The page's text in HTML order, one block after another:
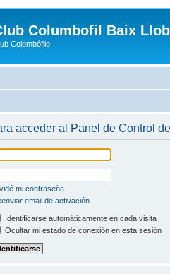
Columbofil Baix
Colombófilo
acceder al Panel de Control
mi contraseña
email de activación
Identificarse automáticamente en cada visita
Ocultar mi estado de conexión en esta sesión